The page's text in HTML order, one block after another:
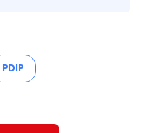
PDIP